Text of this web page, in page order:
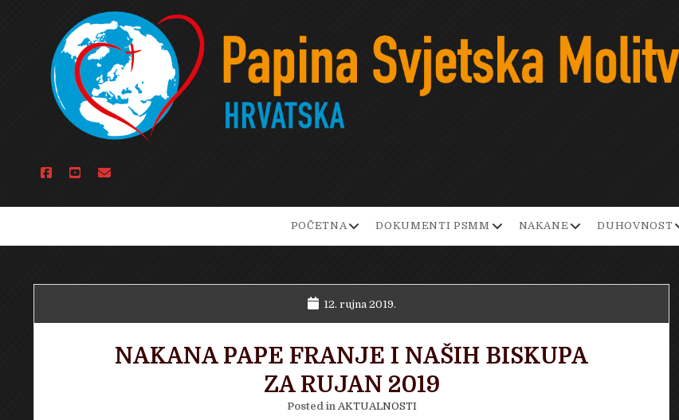
facebook
youtubeemail
POČETNAopen
menu
DOKUMENTI PSMM open
menu
NAKANE open
menu
DUHOVNOST
12. rujna 2019.
NAKANA PAPE FRANJE I NAŠIH BISKUPA
ZA RUJAN 2019
Posted in AKTUALNOSTI